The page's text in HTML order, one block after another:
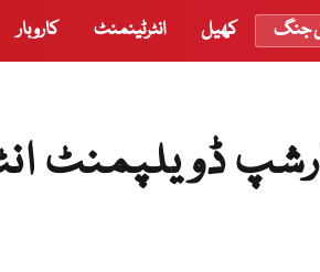
جنگ کھیل انٹرٹینمنٹ کاروبار
ڈویلپمنٹ